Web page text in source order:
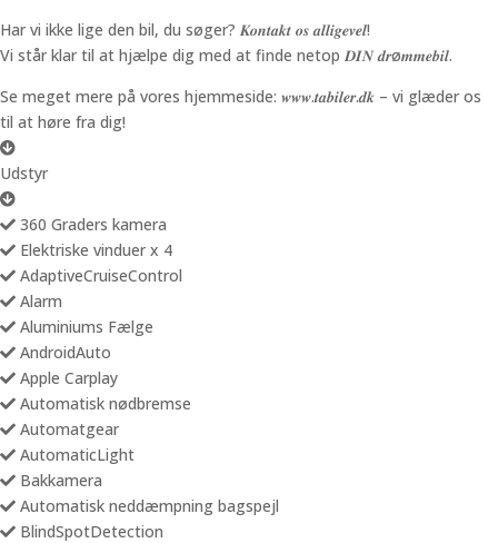
Har vi ikke lige den bil, du søger? 𝑲𝒐𝒏𝒕𝒂𝒌𝒕 𝒐𝒔 𝒂𝒍𝒍𝒊𝒈𝒆𝒗𝒆𝒍!
Vi står klar til at hjælpe dig med at finde netop 𝑫𝑰𝑵 𝒅𝒓ø𝒎𝒎𝒆𝒃𝒊𝒍.
Se meget mere på vores hjemmeside: 𝒘𝒘𝒘.𝒕𝒂𝒃𝒊𝒍𝒆𝒓.𝒅𝒌 – vi glæder os
til at høre fra dig!
Udstyr
360 Graders kamera
Elektriske vinduer x 4
AdaptiveCruiseControl
Alarm
Aluminiums Fælge
AndroidAuto
Apple Carplay
Automatisk nødbremse
Automatgear
AutomaticLight
Bakkamera
Automatisk neddæmpning bagspejl
BlindSpotDetection